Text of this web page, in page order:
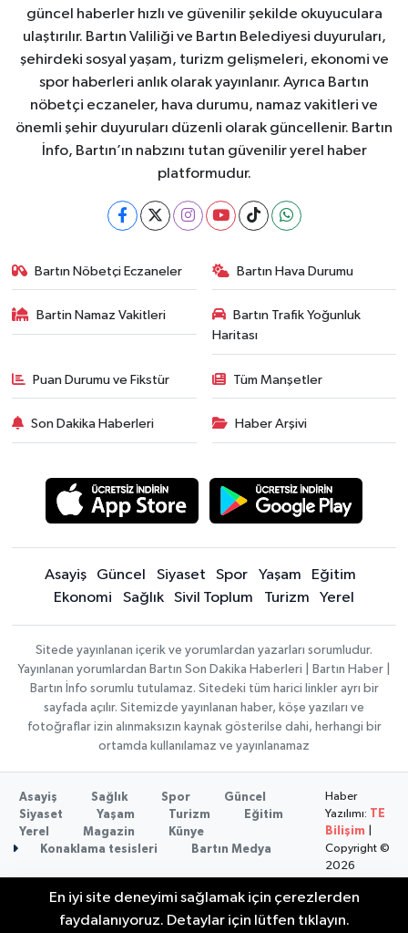
güncel haberler hızlı ve güvenilir şekilde okuyuculara
ulaştırılır. Bartın Valiliği ve Bartın Belediyesi duyuruları,
şehirdeki sosyal yaşam, turizm gelişmeleri, ekonomi ve
spor haberleri anlık olarak yayınlanır. Ayrıca Bartın
nöbetçi eczaneler, hava durumu, namaz vakitleri ve
önemli şehir duyuruları düzenli olarak güncellenir. Bartın
İnfo, Bartın’ın nabzını tutan güvenilir yerel haber
platformudur.
Bartın Nöbetçi Eczaneler Bartın Hava Durumu
Bartin Namaz Vakitleri
Bartın Trafik Yoğunluk
Haritası
Puan Durumu ve Fikstür Tüm Manşetler
Son Dakika Haberleri Haber Arşivi
Asayiş Güncel Siyaset Spor Yaşam
Eğitim
Ekonomi
Sağlık Sivil Toplum Turizm Yerel
Sitede yayınlanan içerik ve yorumlardan yazarları sorumludur.
Yayınlanan yorumlardan Bartın Son Dakika Haberleri | Bartın Haber |
Bartın İnfo sorumlu tutulamaz. Sitedeki tüm harici linkler ayrı bir
sayfada açılır. Sitemizde yayınlanan haber, köşe yazıları ve
fotoğraflar izin alınmaksızın kaynak gösterilse dahi, herhangi bir
ortamda kullanılamaz ve yayınlanamaz
Asayiş Sağlık Spor
Güncel
Siyaset
Yaşam Turizm
Eğitim
Yerel
Magazin
Künye
Konaklama tesisleri
Bartın Medya
Haber
Yazılımı: TE
Bilişim
Copyright ©
2026
En iyi site deneyimi sağlamak için çerezlerden
faydalanıyoruz. Detaylar için lütfen tıklayın.
10:24 Bartın Aile Kampı İçin Başvurular Sona